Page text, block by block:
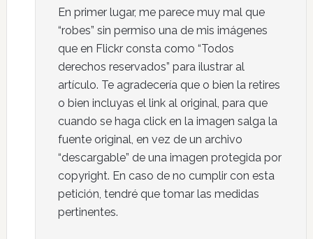
En primer lugar, me parece muy mal que
“robes” sin permiso una de mis imágenes
que en Flickr consta como “Todos
derechos reservados” para ilustrar al
artículo. Te agradecería que o bien la retires
o bien incluyas el link al original, para que
cuando se haga click en la imagen salga la
fuente original, en vez de un archivo
“descargable” de una imagen protegida por
copyright. En caso de no cumplir con esta
petición, tendré que tomar las medidas
pertinentes.